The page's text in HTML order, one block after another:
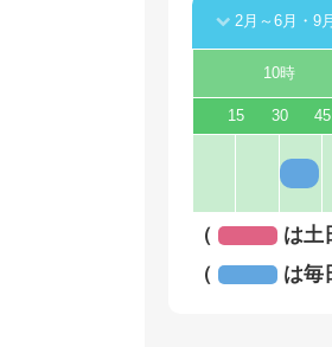
2月～6月・9
10時
15 30 45
（
は土
（
は毎